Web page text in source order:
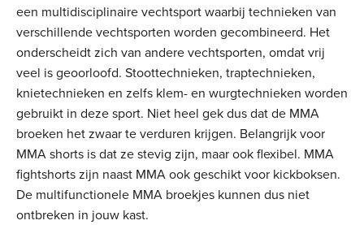
een multidisciplinaire vechtsport waarbij technieken van
verschillende vechtsporten worden gecombineerd. Het
onderscheidt zich van andere vechtsporten, omdat vrij
veel is geoorloofd. Stoottechnieken, traptechnieken,
knietechnieken en zelfs klem- en wurgtechnieken worden
gebruikt in deze sport. Niet heel gek dus dat de MMA
broeken het zwaar te verduren krijgen. Belangrijk voor
MMA shorts is dat ze stevig zijn, maar ook flexibel. MMA
fightshorts zijn naast MMA ook geschikt voor kickboksen.
De multifunctionele MMA broekjes kunnen dus niet
ontbreken in jouw kast.